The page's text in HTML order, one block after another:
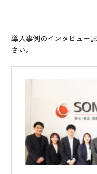
導入事例のインタビュー
さい。